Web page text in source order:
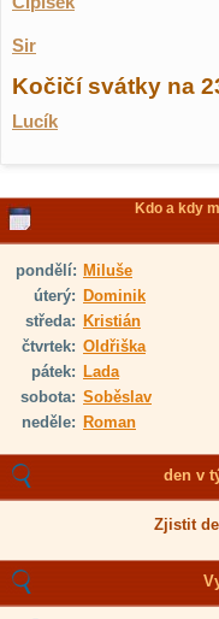
Sir
Kočičí svátky na
Lucík
Kdo a kdy
pondělí: Miluše
úterý: Dominik
středa: Kristián
čtvrtek: Oldřiška
pátek: Lada
sobota: Soběslav
neděle: Roman
den v
Zjistit